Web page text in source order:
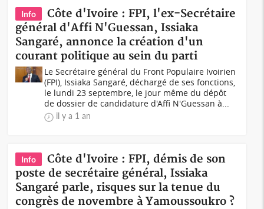
Info
Côte d'Ivoire : FPI, l'ex-Secrétaire
général d'Affi N'Guessan, Issiaka
Sangaré, annonce la création d'un
courant politique au sein du parti
Le Secrétaire général du Front Populaire Ivoirien
(FPI), Issiaka Sangaré, déchargé de ses fonctions,
le lundi 23 septembre, le jour même du dépôt
de dossier de candidature d'Affi N'Guessan à...
il y a 1 an
Info
Côte d'Ivoire : FPI, démis de son
poste de secrétaire général, Issiaka
Sangaré parle, risques sur la tenue du
congrès de novembre à Yamoussoukro ?